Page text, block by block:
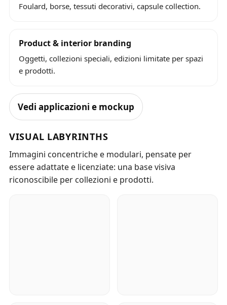
Foulard, borse, tessuti decorativi, capsule collection.
Product & interior branding
Oggetti, collezioni speciali, edizioni limitate per spazi
e prodotti.
Vedi applicazioni e mockup
VISUAL LABYRINTHS
Immagini concentriche e modulari, pensate per
essere adattate e licenziate: una base visiva
riconoscibile per collezioni e prodotti.